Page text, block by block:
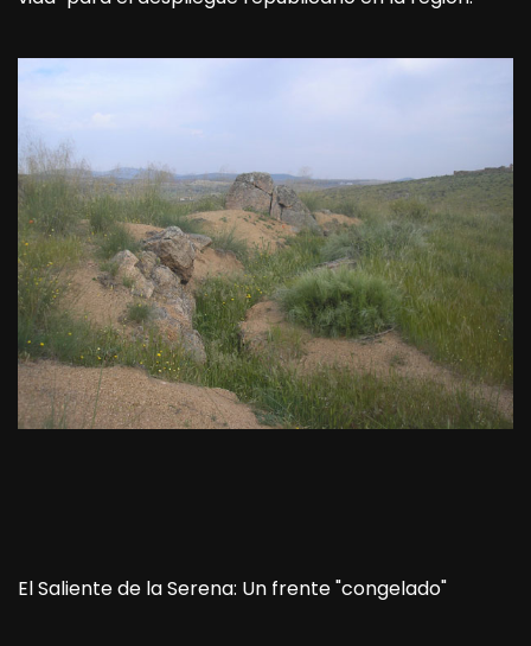
El Saliente de la Serena: Un frente "congelado"